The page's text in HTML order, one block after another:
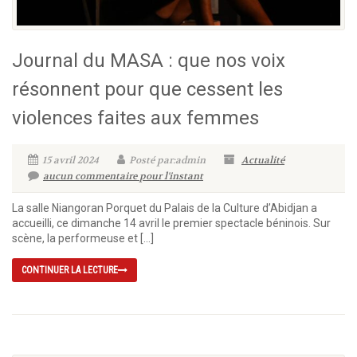
Journal du MASA : que nos voix
résonnent pour que cessent les
violences faites aux femmes
15 avril 2024 Posté par:admin
Actualité
aucun commentaire pour l'instant
La salle Niangoran Porquet du Palais de la Culture d’Abidjan a
accueilli, ce dimanche 14 avril le premier spectacle béninois. Sur
scène, la performeuse et […]
CONTINUER LA LECTURE